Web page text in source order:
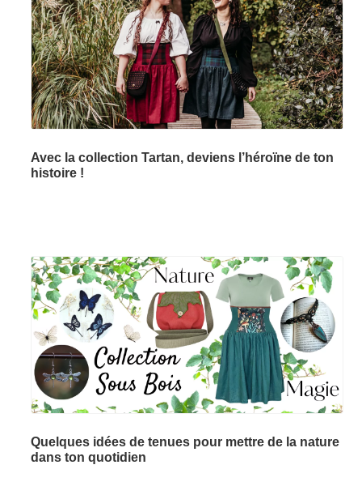
Avec la collection Tartan, deviens l’héroïne de ton
histoire !
Quelques idées de tenues pour mettre de la nature
dans ton quotidien